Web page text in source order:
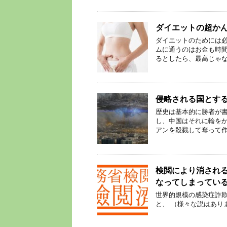
ダイエットの超
ダイエットのためには
ムに通うのはお金も時
るとしたら、最高じゃ
侵略される国とす
歴史は基本的に勝者が
し、中国はそれに輪を
アンを殺戮して奪って
検閲により消され
なってしまってい
世界的規模の感染症詐
と、 （様々な説はあり